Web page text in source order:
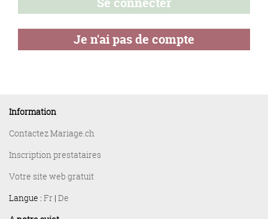
Information
Contactez Mariage.ch
Inscription prestataires
Votre site web gratuit
Langue : Fr | De